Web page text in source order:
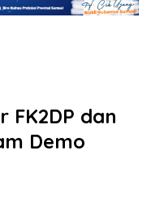
FK2DP dan
Demo